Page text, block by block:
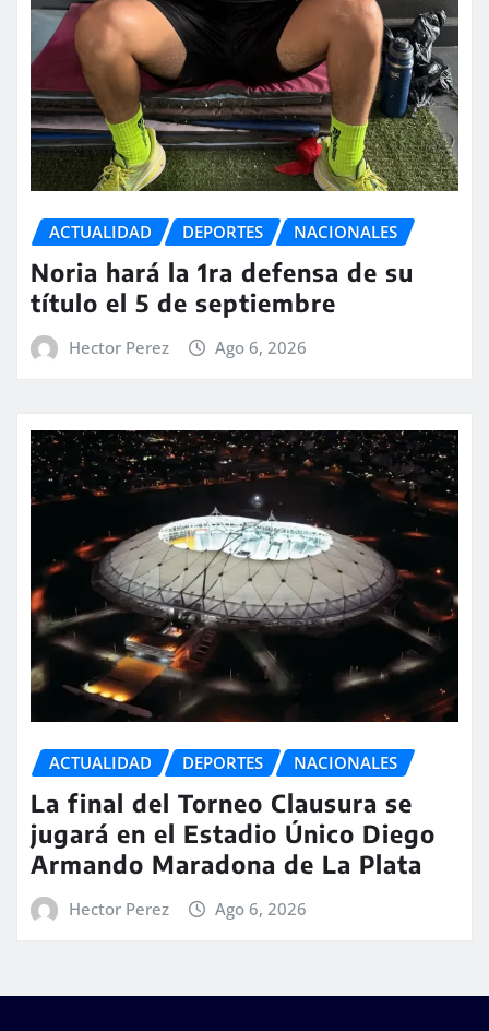
ACTUALIDAD DEPORTES NACIONALES
Noria hará la 1ra defensa de su
título el 5 de septiembre
Hector Perez Ago 6, 2026
ACTUALIDAD DEPORTES NACIONALES
La final del Torneo Clausura se
jugará en el Estadio Único Diego
Armando Maradona de La Plata
Hector Perez Ago 6, 2026